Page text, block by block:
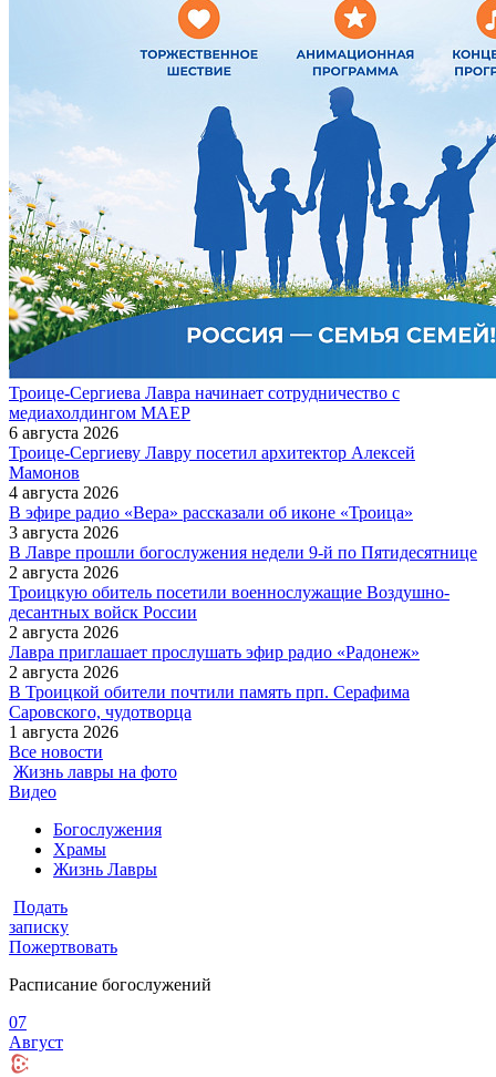
Троице-Сергиева Лавра начинает сотрудничество с
медиахолдингом МАЕР
6 августа 2026
Троице-Сергиеву Лавру посетил архитектор Алексей
Мамонов
4 августа 2026
В эфире радио «Вера» рассказали об иконе «Троица»
3 августа 2026
В Лавре прошли богослужения недели 9-й по Пятидесятнице
2 августа 2026
Троицкую обитель посетили военнослужащие Воздушно-
десантных войск России
2 августа 2026
Лавра приглашает прослушать эфир радио «Радонеж»
2 августа 2026
В Троицкой обители почтили память прп. Серафима
Саровского, чудотворца
1 августа 2026
Все новости
Жизнь лавры на фото
Видео
Богослужения
Храмы
Жизнь Лавры
Подать
записку
Пожертвовать
Расписание богослужений
07
Август